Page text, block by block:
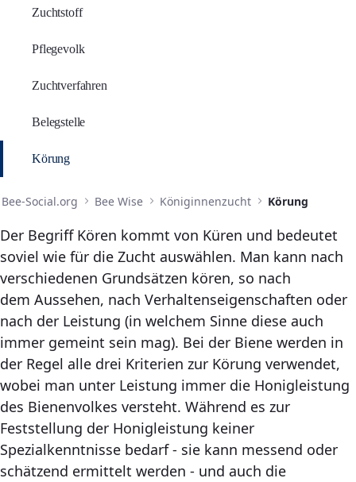
Zuchtstoff
Pflegevolk
Zuchtverfahren
Belegstelle
Körung
Bee-Social.org Bee Wise Königinnenzucht Körung
Der Begriff Kören kommt von Küren und bedeutet
soviel wie für die Zucht auswählen. Man kann nach
verschiedenen Grundsätzen kören, so nach
dem Aussehen, nach Verhaltenseigenschaften oder
nach der Leistung (in welchem Sinne diese auch
immer gemeint sein mag). Bei der Biene werden in
der Regel alle drei Kriterien zur Körung verwendet,
wobei man unter Leistung immer die Honigleistung
des Bienenvolkes versteht. Während es zur
Feststellung der Honigleistung keiner
Spezialkenntnisse bedarf - sie kann messend oder
schätzend ermittelt werden - und auch die